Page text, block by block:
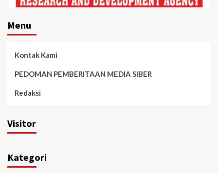
Menu
Kontak Kami
PEDOMAN PEMBERITAAN MEDIA SIBER
Redaksi
Visitor
Kategori